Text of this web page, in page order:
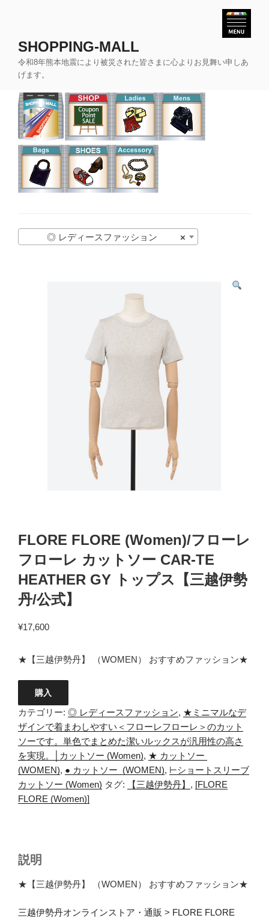
SHOPPING-MALL
令和8年熊本地震により被災された皆さまに心よりお見舞い申しあ
げます。
×
◎ レディースファッション
FLORE FLORE (Women)/フローレ
フローレ カットソー CAR-TE
HEATHER GY トップス【三越伊勢
丹/公式】
¥17,600
★【三越伊勢丹】 （WOMEN） おすすめファッション★
購入
カテゴリー: ◎ レディースファッション, ★ミニマルなデ
ザインで着まわしやすい＜フローレフローレ＞のカット
ソーです。単色でまとめた潔いルックスが汎用性の高さ
を実現。│カットソー (Women), ★ カットソー
(WOMEN), ● カットソー (WOMEN), ⊢ショートスリーブ
カットソー (Women) タグ: 【三越伊勢丹】 , [FLORE
FLORE (Women)]
説明
★【三越伊勢丹】 （WOMEN） おすすめファッション★
三越伊勢丹オンラインストア・通販 > FLORE FLORE